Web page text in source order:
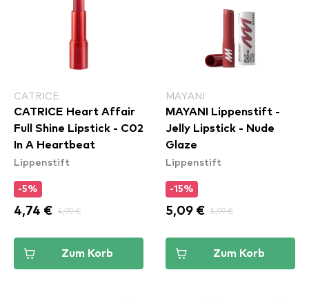
CATRICE
CATRICE Heart Affair
Full Shine Lipstick - C02
In A Heartbeat
Lippenstift
-5%
4,74 € 4,99 €
Zum Korb
MAYANI
MAYANI Lippenstift -
Jelly Lipstick - Nude
Glaze
Lippenstift
-15%
5,09 € 5,99 €
Zum Korb